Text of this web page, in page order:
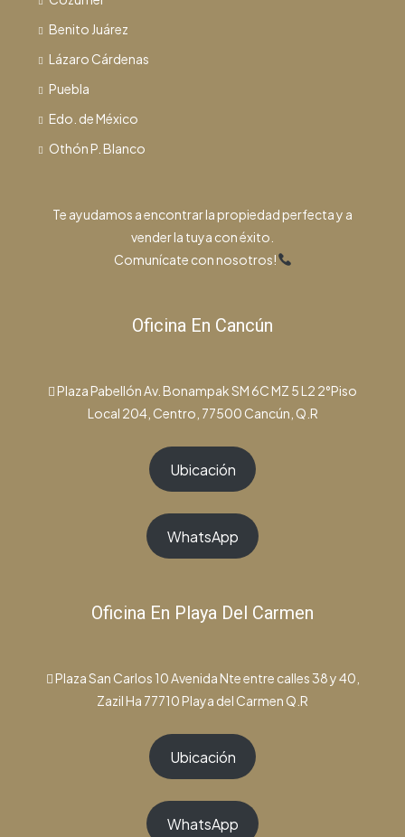
Benito Juárez
Lázaro Cárdenas
Puebla
Edo. de México
Othón P. Blanco
Te ayudamos a encontrar la propiedad perfecta y a
vender la tuya con éxito.
Comunícate con nosotros!
Oficina En Cancún
Plaza Pabellón Av. Bonampak SM 6C MZ 5 L2 2°Piso
Local 204, Centro, 77500 Cancún, Q.R
Ubicación
WhatsApp
Oficina En Playa Del Carmen
Plaza San Carlos 10 Avenida Nte entre calles 38 y 40,
Zazil Ha 77710 Playa del Carmen Q.R
Ubicación
WhatsApp